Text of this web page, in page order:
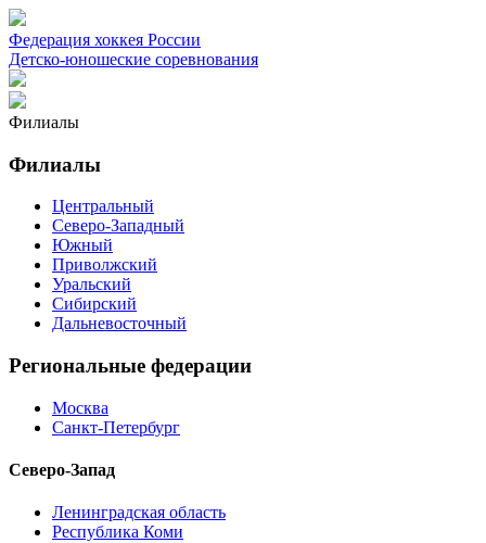
Федерация хоккея России
Детско-юношеские соревнования
Филиалы
Филиалы
Центральный
Северо-Западный
Южный
Приволжский
Уральский
Сибирский
Дальневосточный
Региональные федерации
Москва
Санкт-Петербург
Северо-Запад
Ленинградская область
Республика Коми